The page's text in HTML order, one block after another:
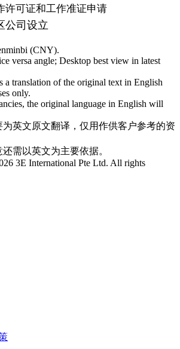
许可证和工作准证申请
公司设立
(CNY).
versa angle; Desktop best view in latest
a translation of the original text in English
only.
the original language in English will
英文原文翻译，仅用作供客户参考的资
需以英文为主要依据。
3E International Pte Ltd. All rights